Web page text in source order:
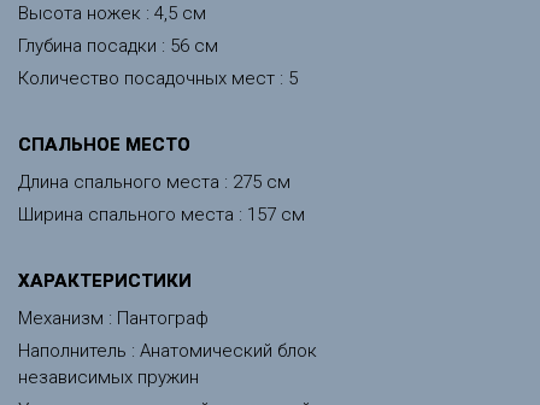
Высота ножек : 4,5 см
Глубина посадки : 56 см
Количество посадочных мест : 5
CПАЛЬНОЕ МЕСТО
Длина спального места : 275 см
Ширина спального места : 157 см
ХАРАКТЕРИСТИКИ
Механизм : Пантограф
Наполнитель : Анатомический блок
независимых пружин